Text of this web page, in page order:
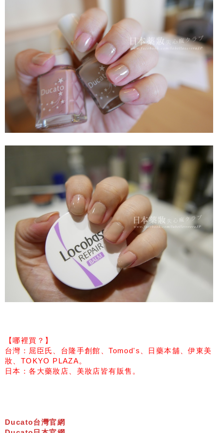
【哪裡買？】
台灣：屈臣氏、台隆手創館、Tomod's、日藥本舖、伊東美
妝、TOKYO PLAZA。
日本：各大藥妝店、美妝店皆有販售。
Ducato台灣官網